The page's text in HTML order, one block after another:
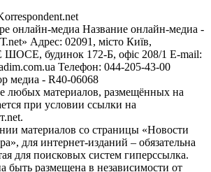
онлайн-медиа Название онлайн-медиа -
Адрес: 02091, місто Київ,
будинок 172-Б, офіс 208/1 E-mail:
Телефон: 044-205-43-00
медиа - R40-06068
любых материалов, размещённых на
при условии ссылки на
материалов со страницы «Новости
для интернет-изданий – обязательна
для поисковых систем гиперссылка.
быть размещена в независимости от